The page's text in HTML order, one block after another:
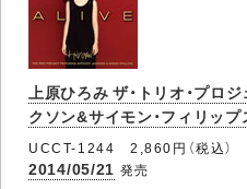
上原ひろみ ザ・トリオ・プロ
クソン&サイモン・フィリッ
UCCT-1244 2,860円（税込）
2014/05/21 発売